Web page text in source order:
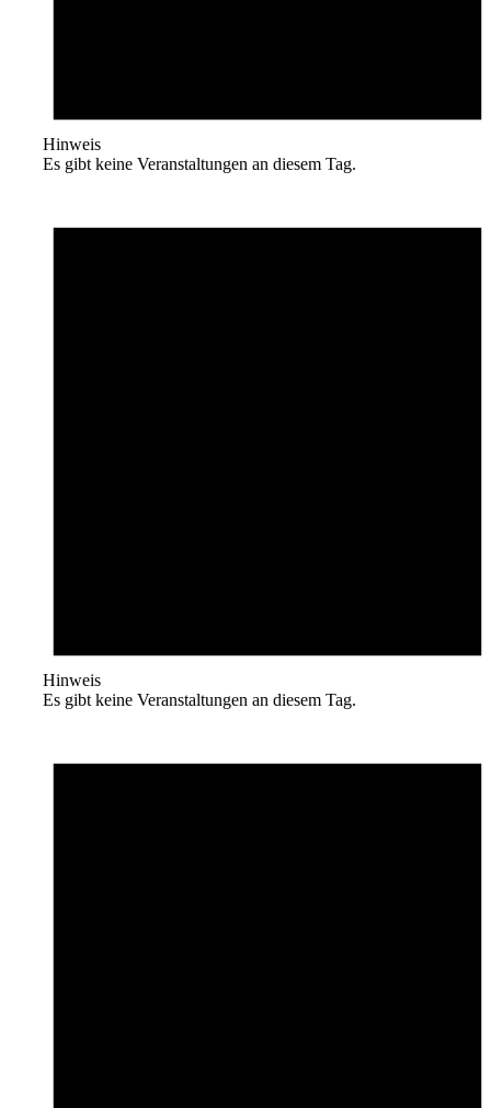
Hinweis
Es gibt keine Veranstaltungen an diesem Tag.
Hinweis
Es gibt keine Veranstaltungen an diesem Tag.